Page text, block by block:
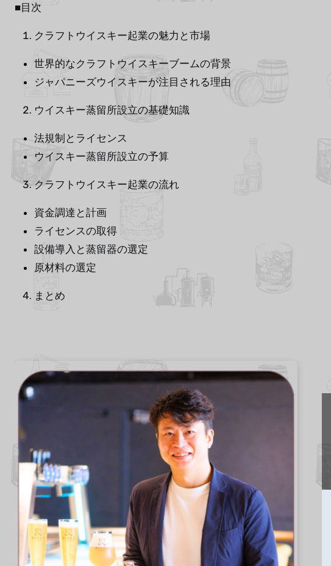
■目次
クラフトウイスキー起業の魅力と市場
世界的なクラフトウイスキーブームの背景
ジャパニーズウイスキーが注目される理由
ウイスキー蒸留所設立の基礎知識
法規制とライセンス
ウイスキー蒸留所設立の予算
クラフトウイスキー起業の流れ
資金調達と計画
ライセンスの取得
設備導入と蒸留器の選定
原材料の選定
まとめ